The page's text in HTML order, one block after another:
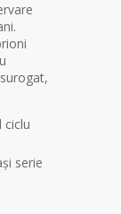
ciclu
serie